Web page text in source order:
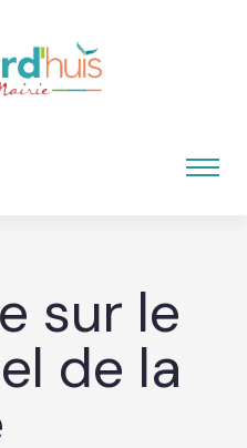
sur le
de la